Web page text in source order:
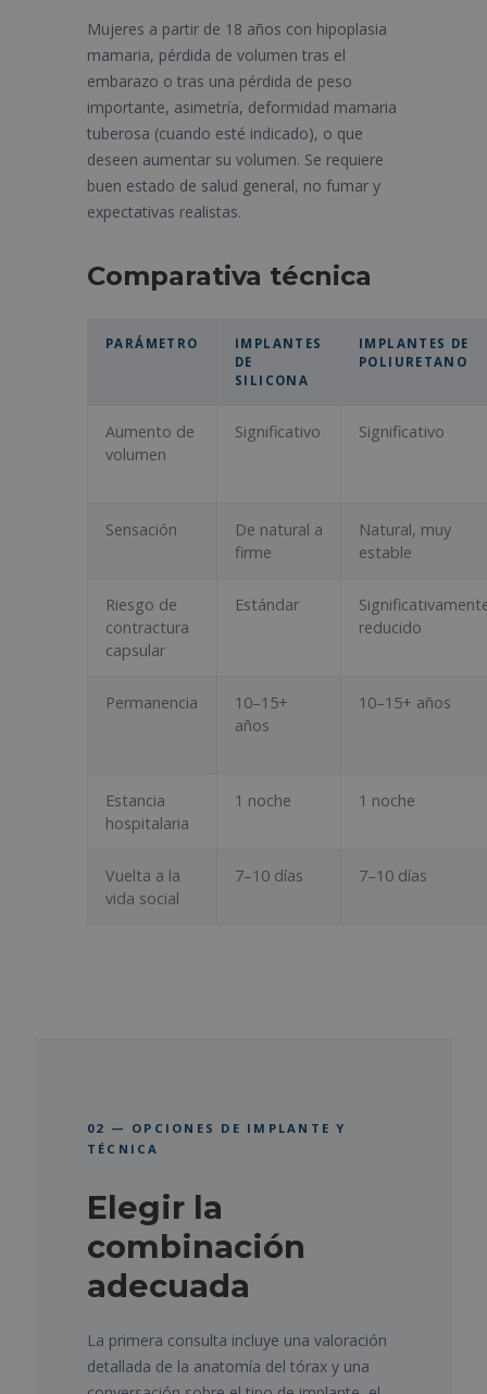
Mujeres a partir de 18 años con hipoplasia
mamaria, pérdida de volumen tras el
embarazo o tras una pérdida de peso
importante, asimetría, deformidad mamaria
tuberosa (cuando esté indicado), o que
deseen aumentar su volumen. Se requiere
buen estado de salud general, no fumar y
expectativas realistas.
Comparativa técnica
PARÁMETRO
IMPLANTES
DE
SILICONA
IMPLANTES DE
POLIURETANO
Aumento de
volumen
Significativo Significativo
Sensación
De natural a
firme
Natural, muy
estable
Riesgo de
contractura
capsular
Estándar
reducido
Permanencia
10–15+
años
10–15+ años
Estancia
hospitalaria
1 noche 1 noche
Vuelta a la
vida social
7–10 días 7–10 días
02 — OPCIONES DE IMPLANTE Y
TÉCNICA
Elegir la
combinación
adecuada
La primera consulta incluye una valoración
detallada de la anatomía del tórax y una